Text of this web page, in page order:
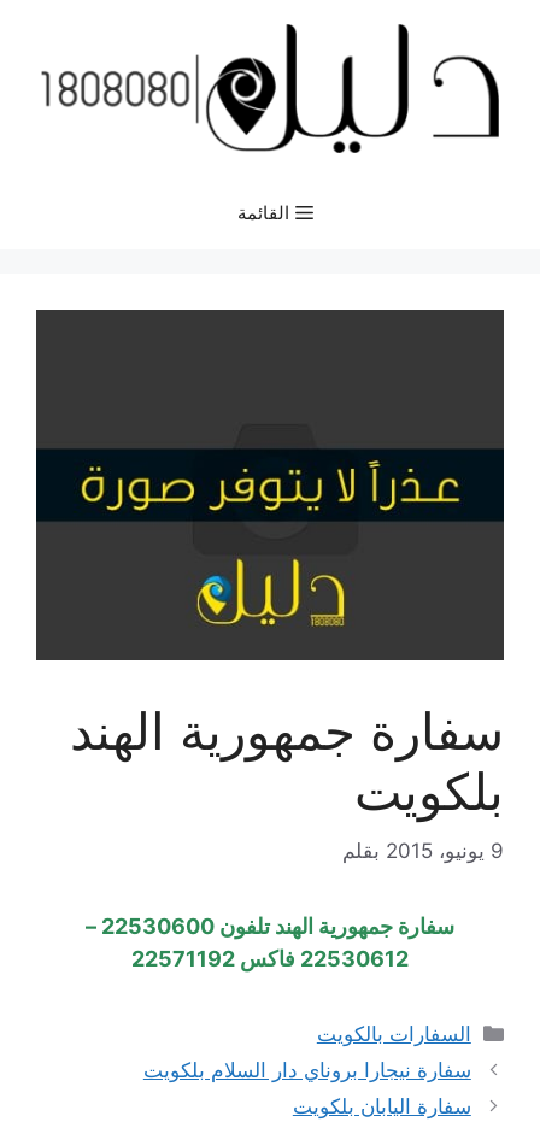
المحتوى
القائمة
سفارة جمهورية الهند
بلكويت
9 يونيو، 2015 بقلم
سفارة جمهورية الهند تلفون 22530600 –
22530612 فاكس 22571192
التصنيفات
السفارات بالكويت
سفارة نيجارا بروناي دار السلام بلكويت
سفارة اليابان بلكويت